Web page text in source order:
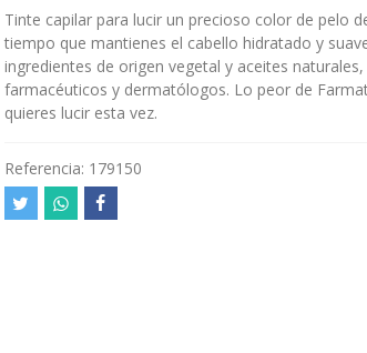
Tinte capilar para lucir un precioso color de pelo
tiempo que mantienes el cabello hidratado y
ingredientes de origen vegetal y aceites
farmacéuticos y dermatólogos. Lo peor de
quieres lucir esta vez.
Referencia: 179150